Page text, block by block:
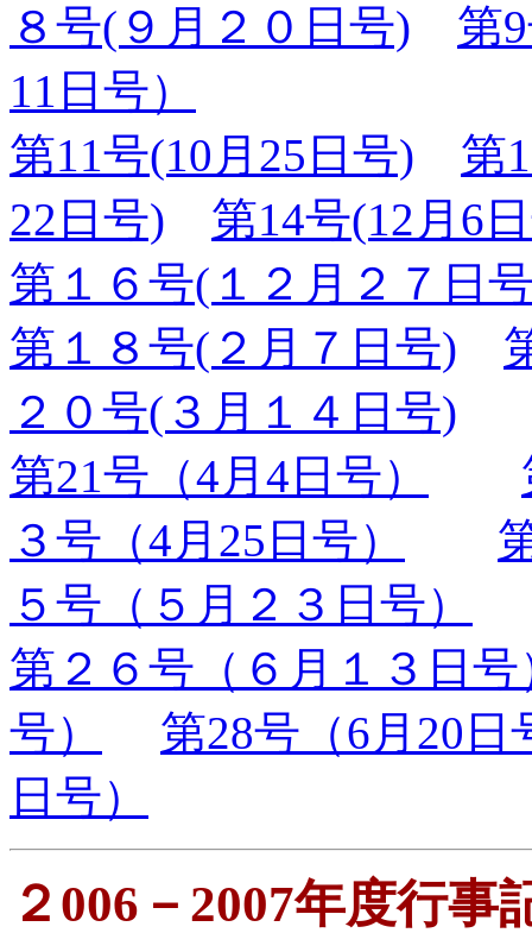
８号(９月２０日号)
第
11日号）
第11号(10月25日号)
第
22日号)
第14号(12月6
第１６号(１２月２７日
第１８号(２月７日号)
２０号(３月１４日号)
第21号（4月4日号）
３号（4月25日号）
５号（５月２３日号）
第２６号（６月１３日号
号）
第28号（6月20日
日号）
２006－2007年度行事